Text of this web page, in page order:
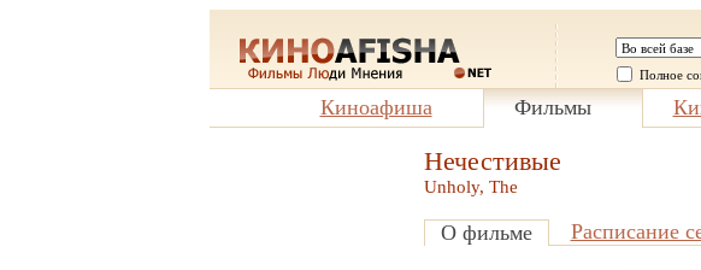
Полное
Киноафиша Фильмы
Нечестивые
Unholy, The
О фильме Расписание